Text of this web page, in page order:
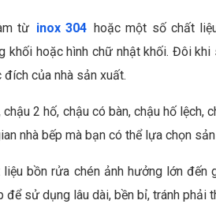
từ inox 304 hoặc một số chất
khối hoặc hình chữ nhật khối. Đôi
của nhà sản xuất.
2 hố, chậu có bàn, chậu hố lệch,
nhà bếp mà bạn có thể lựa chọn
bồn rửa chén ảnh hưởng lớn đến
sử dụng lâu dài, bền bỉ, tránh phải